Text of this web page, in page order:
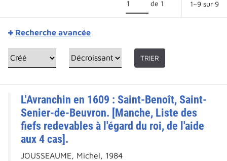
de 1 1–9 sur 9
Recherche avancée
TRIER
L'Avranchin en 1609 : Saint-Benoît, Saint-
Senier-de-Beuvron. [Manche, Liste des
fiefs redevables à l'égard du roi, de l'aide
aux 4 cas].
JOUSSEAUME, Michel, 1984